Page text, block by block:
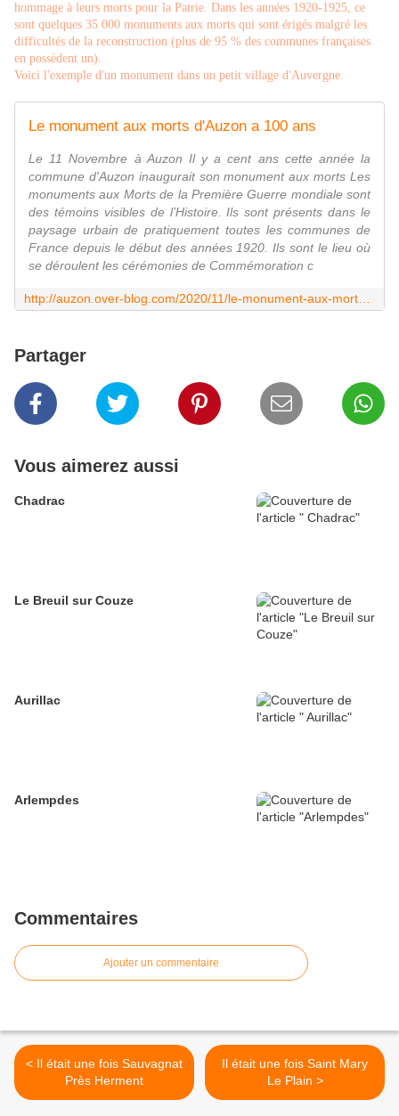
hommage à leurs morts pour la Patrie. Dans les années 1920-1925, ce
sont quelques 35 000 monuments aux morts qui sont érigés malgré les
difficultés de la reconstruction (plus de 95 % des communes françaises
en possèdent un).
Voici l'exemple d'un monument dans un petit village d'Auvergne.
Le monument aux morts d'Auzon a 100 ans
Le 11 Novembre à Auzon Il y a cent ans cette année la
commune d'Auzon inaugurait son monument aux morts Les
monuments aux Morts de la Première Guerre mondiale sont
des témoins visibles de l’Histoire. Ils sont présents dans le
paysage urbain de pratiquement toutes les communes de
France depuis le début des années 1920. Ils sont le lieu où
se déroulent les cérémonies de Commémoration c
Partager
Vous aimerez aussi
Chadrac
Le Breuil sur Couze
Aurillac
Arlempdes
Commentaires
Ajouter un commentaire
< Il était une fois Sauvagnat
Près Herment
Il était une fois Saint Mary
Le Plain >